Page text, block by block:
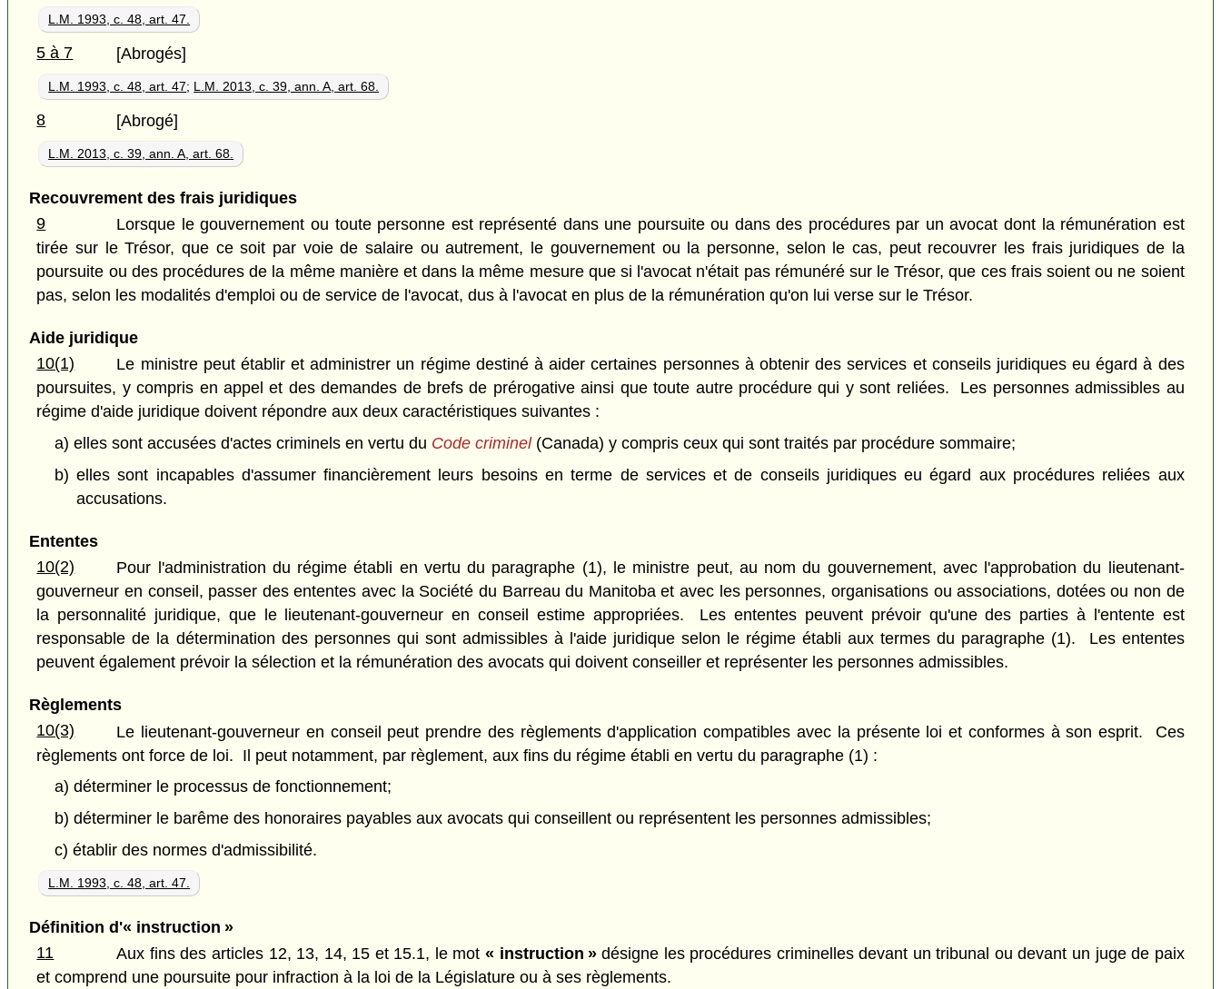
L.M. 1993, c. 48, art. 47.
5 à 7 [Abrogés]
L.M. 1993, c. 48, art. 47; L.M. 2013, c. 39, ann. A, art. 68.
8 [Abrogé]
L.M. 2013, c. 39, ann. A, art. 68.
Recouvrement des frais juridiques
9
Lorsque le gouvernement ou toute personne est représenté dans une poursuite ou dans des procédures par un avocat dont la rémunération est
tirée sur le Trésor, que ce soit par voie de salaire ou autrement, le gouvernement ou la personne, selon le cas, peut recouvrer les frais juridiques de la
poursuite ou des procédures de la même manière et dans la même mesure que si l'avocat n'était pas rémunéré sur le Trésor, que ces frais soient ou ne soient
pas, selon les modalités d'emploi ou de service de l'avocat, dus à l'avocat en plus de la rémunération qu'on lui verse sur le Trésor.
Aide juridique
10(1)
Le ministre peut établir et administrer un régime destiné à aider certaines personnes à obtenir des services et conseils juridiques eu égard à des
poursuites, y compris en appel et des demandes de brefs de prérogative ainsi que toute autre procédure qui y sont reliées. Les personnes admissibles au
régime d'aide juridique doivent répondre aux deux caractéristiques suivantes :
a) elles sont accusées d'actes criminels en vertu du Code criminel(Canada) y compris ceux qui sont traités par procédure sommaire;
b) elles sont incapables d'assumer financièrement leurs besoins en terme de services et de conseils juridiques eu égard aux procédures reliées aux
accusations.
Ententes
10(2)
Pour l'administration du régime établi en vertu du paragraphe (1), le ministre peut, au nom du gouvernement, avec l'approbation du lieutenant-
gouverneur en conseil, passer des ententes avec la Société du Barreau du Manitoba et avec les personnes, organisations ou associations, dotées ou non de
la personnalité juridique, que le lieutenant-gouverneur en conseil estime appropriées. Les ententes peuvent prévoir qu'une des parties à l'entente est
responsable de la détermination des personnes qui sont admissibles à l'aide juridique selon le régime établi aux termes du paragraphe (1). Les ententes
peuvent également prévoir la sélection et la rémunération des avocats qui doivent conseiller et représenter les personnes admissibles.
Règlements
10(3)
Le lieutenant-gouverneur en conseil peut prendre des règlements d'application compatibles avec la présente loi et conformes à son esprit. Ces
règlements ont force de loi. Il peut notamment, par règlement, aux fins du régime établi en vertu du paragraphe (1) :
a) déterminer le processus de fonctionnement;
b) déterminer le barême des honoraires payables aux avocats qui conseillent ou représentent les personnes admissibles;
c) établir des normes d'admissibilité.
L.M. 1993, c. 48, art. 47.
Définition d'« instruction »
11
Aux fins des articles 12, 13, 14, 15 et 15.1, le mot « instruction »désigne les procédures criminelles devant un tribunal ou devant un juge de paix
et comprend une poursuite pour infraction à la loi de la Législature ou à ses règlements.